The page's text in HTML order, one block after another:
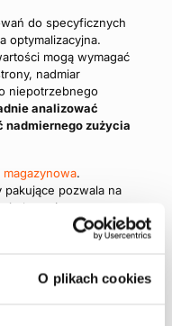
O plikach cookies
do specyficznych
optymalizacyjna.
mogą wymagać
nadmiar
niepotrzebnego
analizować
nadmiernego zużycia
magazynowa.
pozwala na
kosztów pracy.
w optymalnym
przestrzeni